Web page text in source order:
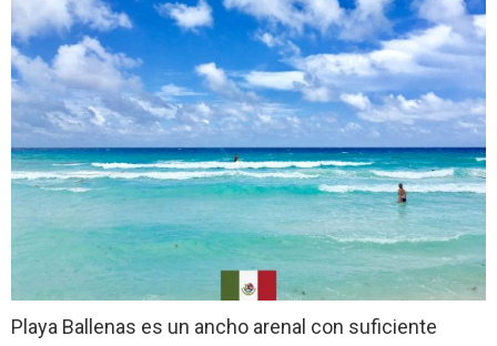
Playa Ballenas es un ancho arenal con suficiente